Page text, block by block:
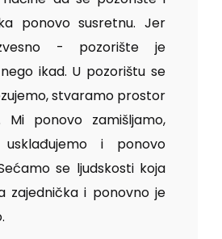
ponovo susretnu. Jer
- pozorište je
ikad. U pozorištu se
stvaramo prostor
Mi ponovo zamišljamo,
i ponovo
se ljudskosti koja
zajednička i ponovno je